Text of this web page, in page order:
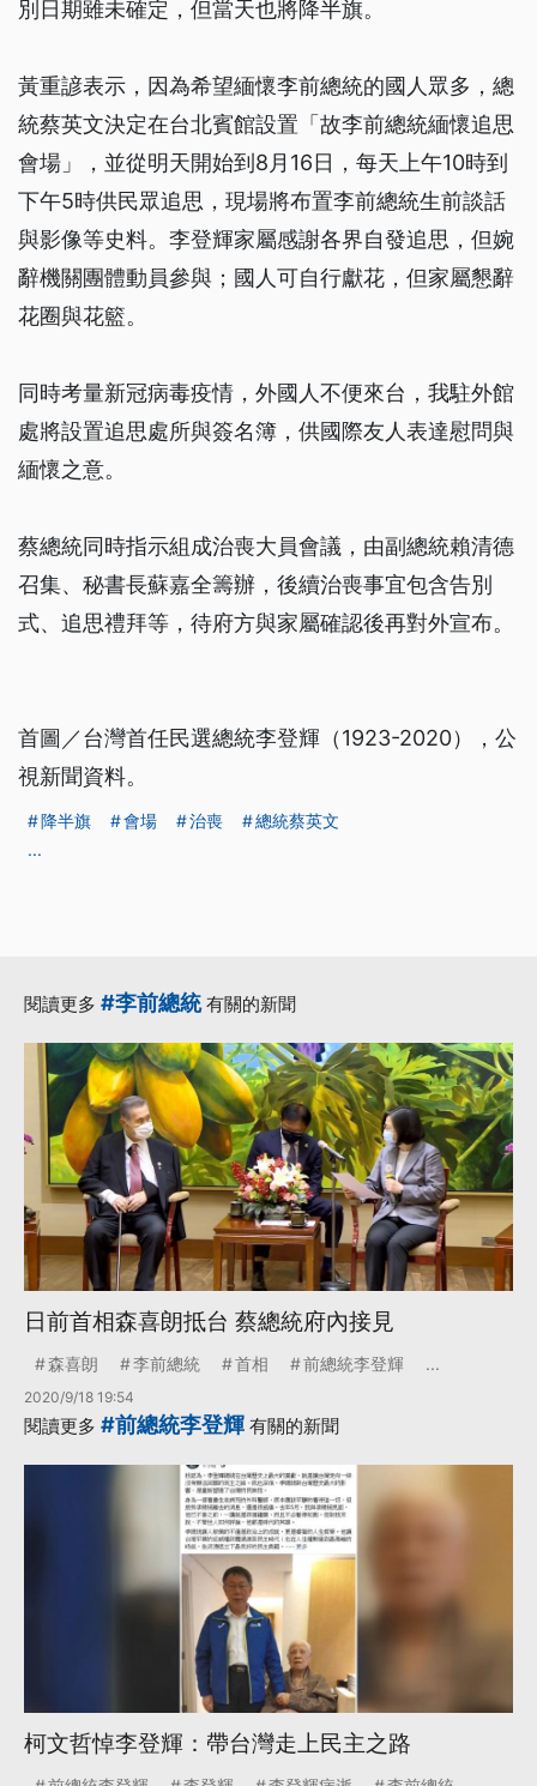
別日期雖未確定，但當天也將降半旗。
黃重諺表示，因為希望緬懷李前總統的國人眾多，總
統蔡英文決定在台北賓館設置「故李前總統緬懷追思
會場」，並從明天開始到8月16日，每天上午10時到
下午5時供民眾追思，現場將布置李前總統生前談話
與影像等史料。李登輝家屬感謝各界自發追思，但婉
辭機關團體動員參與；國人可自行獻花，但家屬懇辭
花圈與花籃。
同時考量新冠病毒疫情，外國人不便來台，我駐外館
處將設置追思處所與簽名簿，供國際友人表達慰問與
緬懷之意。
蔡總統同時指示組成治喪大員會議，由副總統賴清德
召集、秘書長蘇嘉全籌辦，後續治喪事宜包含告別
式、追思禮拜等，待府方與家屬確認後再對外宣布。
首圖／台灣首任民選總統李登輝（1923-2020），公
視新聞資料。
降半旗 會場 治喪
總統蔡英文
...
閱讀更多 #李前總統有關的新聞
日前首相森喜朗抵台 蔡總統府內接見
森喜朗 李前總統 首相 前總統李登輝 ...
2020/9/18 19:54
閱讀更多 #前總統李登輝 有關的新聞
柯文哲悼李登輝：帶台灣走上民主之路